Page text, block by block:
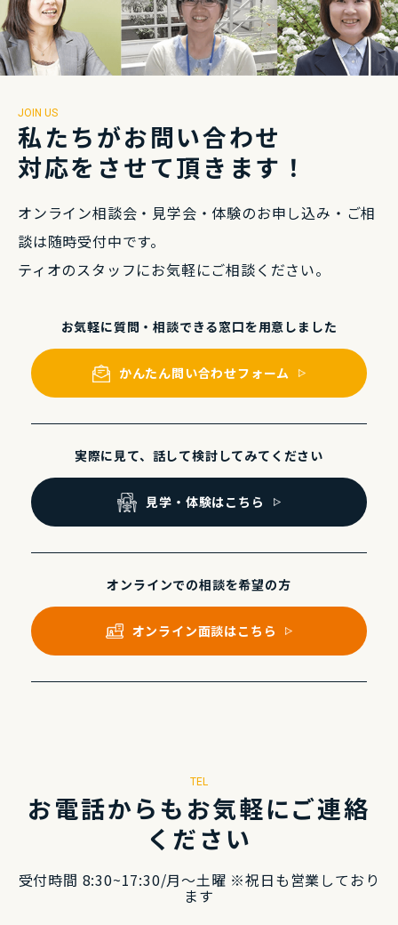
JOIN US
私たちがお問い合わせ
対応をさせて頂きます！
オンライン相談会・⾒学会・体験のお申し込み・ ご相
談は随時受付中です。
ティオのスタッフにお気軽にご相談ください。
お気軽に質問・相談できる窓⼝を⽤意しました
かんたん問い合わせフォーム
実際に⾒て、話して検討してみてください
⾒学・体験はこちら
オンラインでの相談を希望の⽅
オンライン⾯談はこちら
TEL
お電話からもお気軽にご連絡
ください
受付時間 8:30~17:30/⽉〜⼟曜 ※祝⽇も営業しており
ます